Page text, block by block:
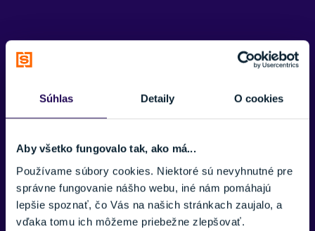
Súhlas Detaily O cookies
Aby všetko fungovalo tak, ako má...
Používame súbory cookies. Niektoré sú nevyhnutné pre
správne fungovanie nášho webu, iné nám pomáhajú
lepšie spoznať, čo Vás na našich stránkach zaujalo, a
vďaka tomu ich môžeme priebežne zlepšovať.
Potrebujete viac informácii? Sme tu
VAŠE MENO:
E-MAIL: